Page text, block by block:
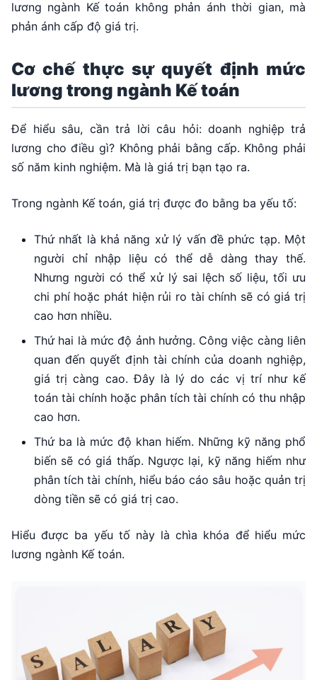
lương ngành Kế toán không phản ánh thời gian, mà
phản ánh cấp độ giá trị.
Cơ chế thực sự quyết định mức
lương trong ngành Kế toán
Để hiểu sâu, cần trả lời câu hỏi: doanh nghiệp trả
lương cho điều gì? Không phải bằng cấp. Không phải
số năm kinh nghiệm. Mà là giá trị bạn tạo ra.
Trong ngành Kế toán, giá trị được đo bằng ba yếu tố:
Thứ nhất là khả năng xử lý vấn đề phức tạp. Một
người chỉ nhập liệu có thể dễ dàng thay thế.
Nhưng người có thể xử lý sai lệch số liệu, tối ưu
chi phí hoặc phát hiện rủi ro tài chính sẽ có giá trị
cao hơn nhiều.
Thứ hai là mức độ ảnh hưởng. Công việc càng liên
quan đến quyết định tài chính của doanh nghiệp,
giá trị càng cao. Đây là lý do các vị trí như kế
toán tài chính hoặc phân tích tài chính có thu nhập
cao hơn.
Thứ ba là mức độ khan hiếm. Những kỹ năng phổ
biến sẽ có giá thấp. Ngược lại, kỹ năng hiếm như
phân tích tài chính, hiểu báo cáo sâu hoặc quản trị
dòng tiền sẽ có giá trị cao.
Hiểu được ba yếu tố này là chìa khóa để hiểu mức
lương ngành Kế toán.